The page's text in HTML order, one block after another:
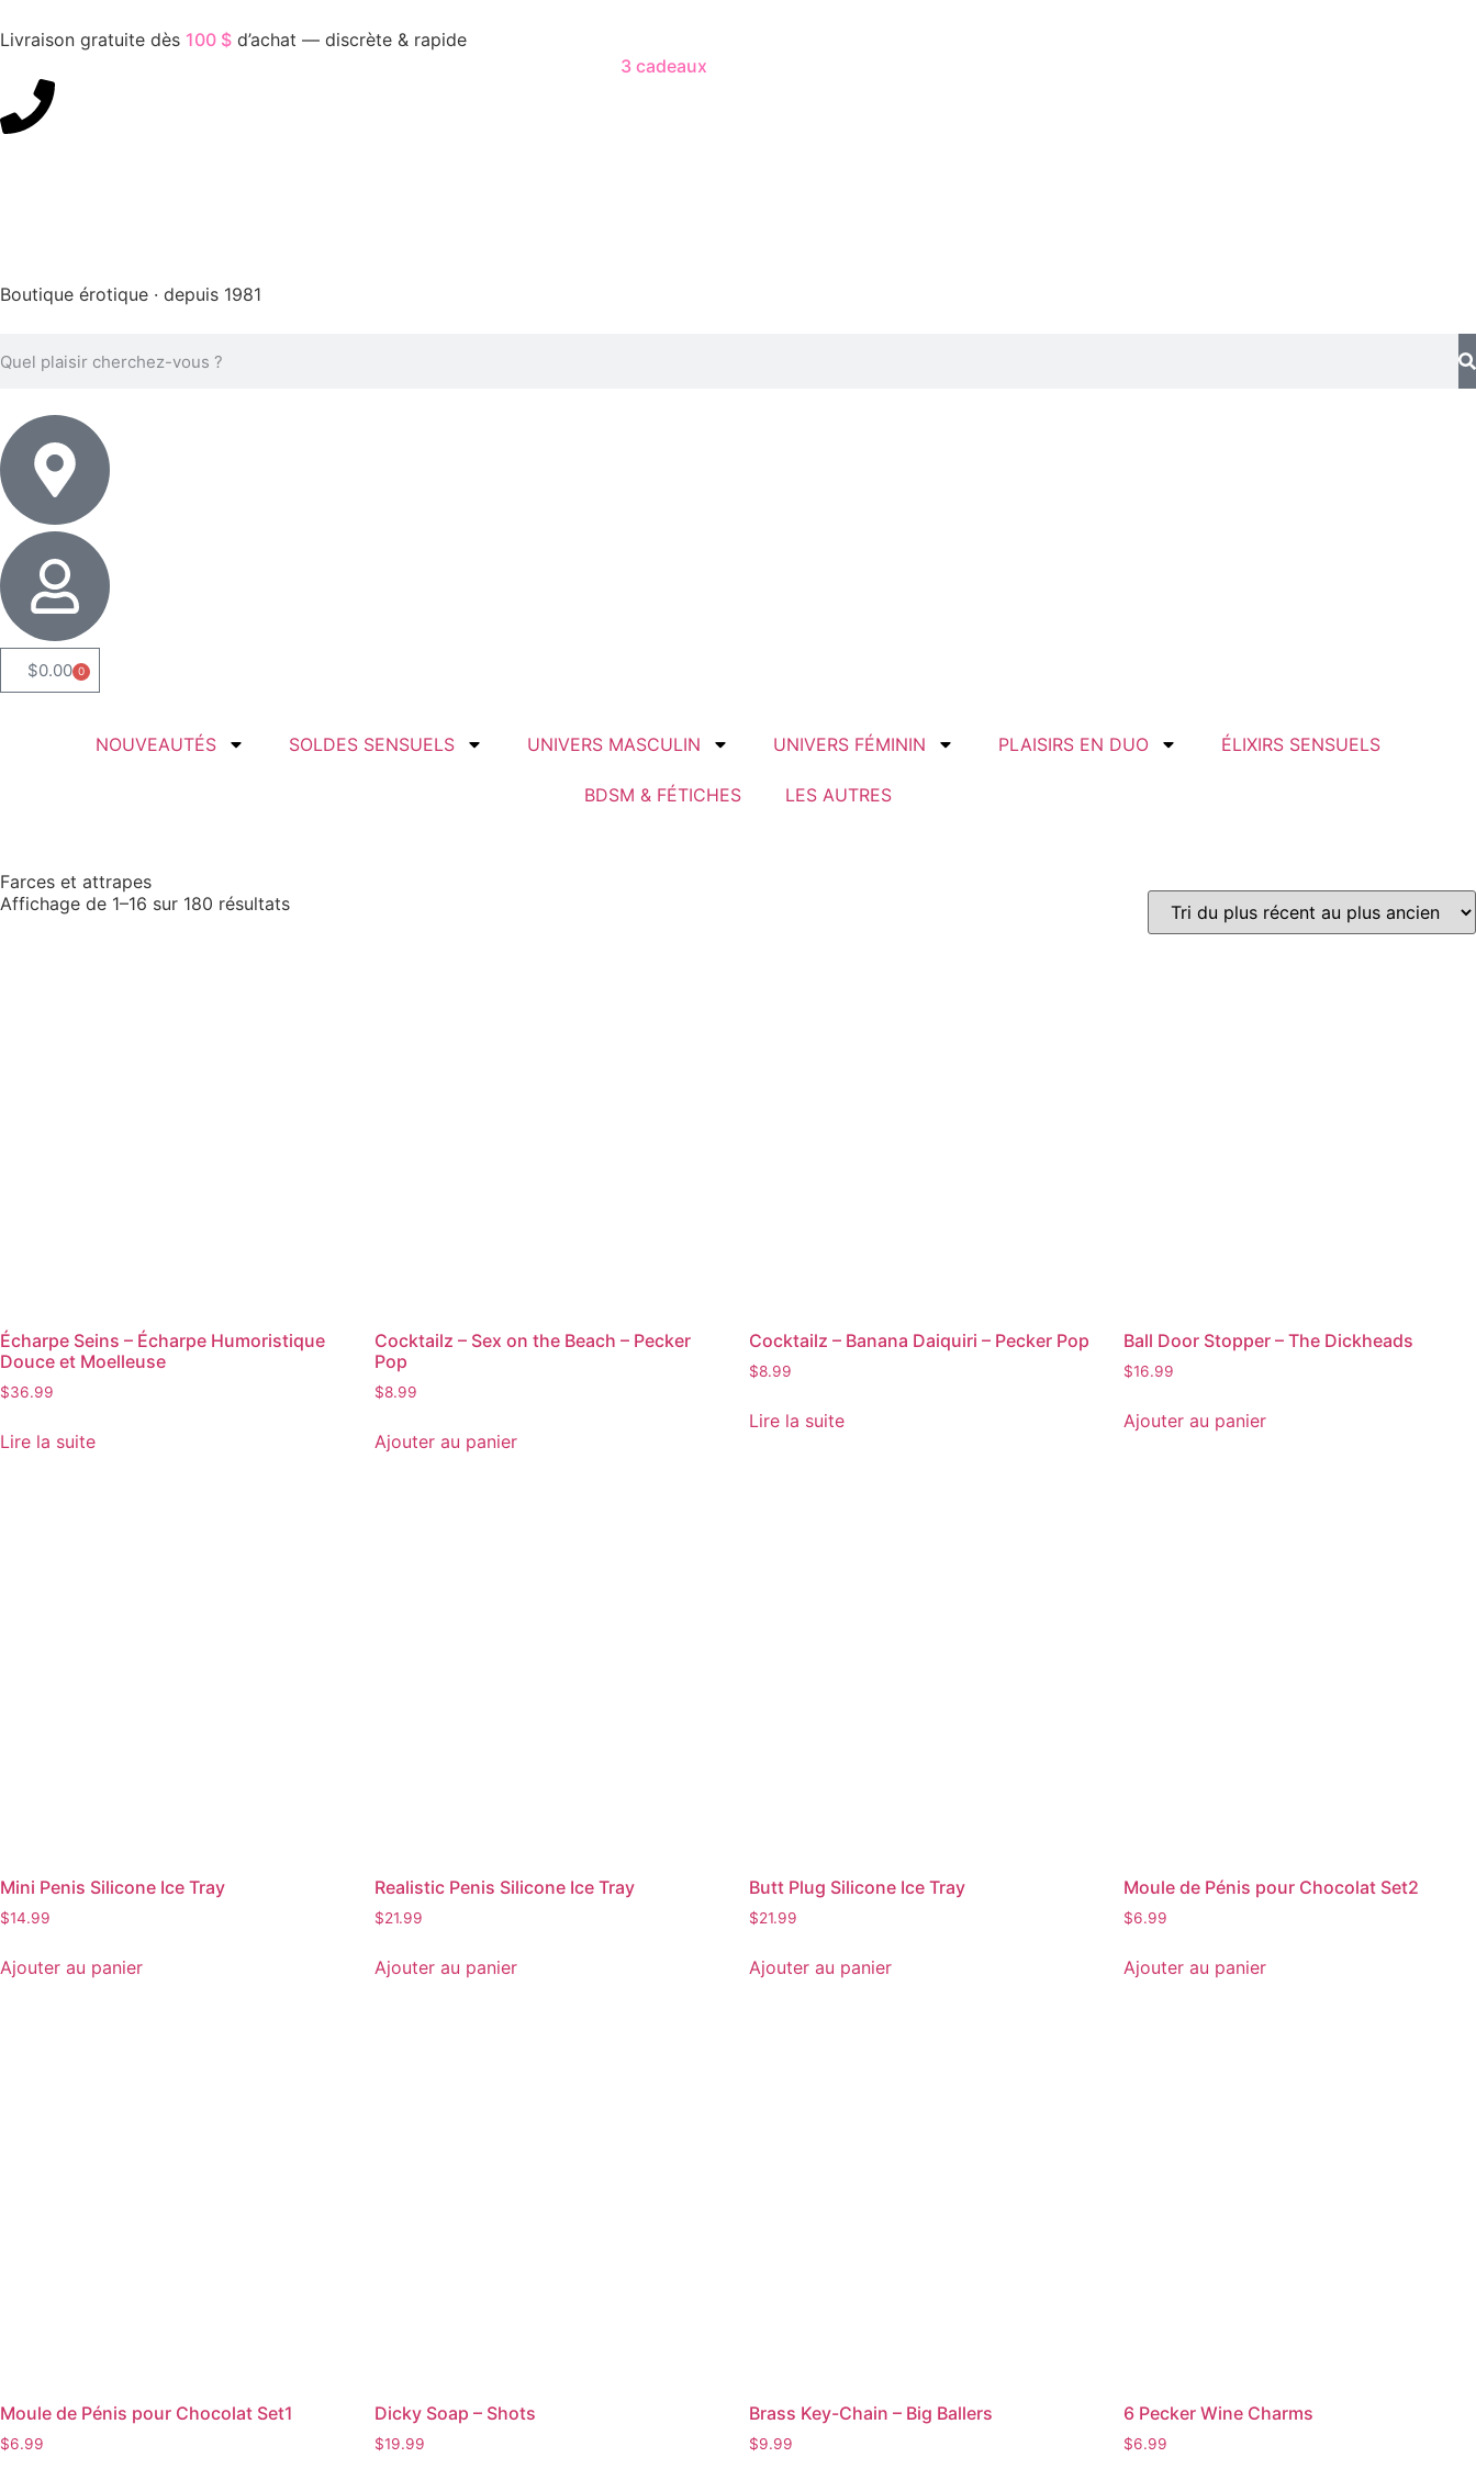
Livraison gratuite dès 100 $ d’achat — discrète & rapide
3 cadeaux
Boutique érotique · depuis 1981
$0.00 0
NOUVEAUTÉS SOLDES SENSUELS UNIVERS MASCULIN UNIVERS FÉMININ PLAISIRS EN DUO ÉLIXIRS SENSUELS
BDSM & FÉTICHES LES AUTRES
Farces et attrapes
Affichage de 1–16 sur 180 résultats
Écharpe Seins – Écharpe Humoristique
Douce et Moelleuse
$36.99
Lire la suite
Cocktailz – Sex on the Beach – Pecker
Pop
$8.99
Ajouter au panier
Cocktailz – Banana Daiquiri – Pecker Pop
$8.99
Lire la suite
Ball Door Stopper – The Dickheads
$16.99
Ajouter au panier
Mini Penis Silicone Ice Tray
$14.99
Ajouter au panier
Realistic Penis Silicone Ice Tray
$21.99
Ajouter au panier
Butt Plug Silicone Ice Tray
$21.99
Ajouter au panier
Moule de Pénis pour Chocolat Set2
$6.99
Ajouter au panier
Moule de Pénis pour Chocolat Set1
$6.99
Dicky Soap – Shots
$19.99
Brass Key-Chain – Big Ballers
$9.99
6 Pecker Wine Charms
$6.99